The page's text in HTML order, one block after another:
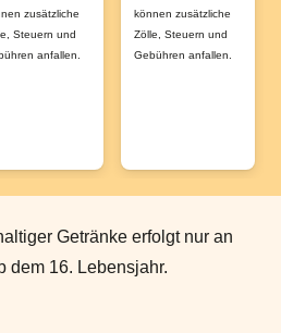
zusätzliche
Steuern und
anfallen.
können zusätzliche
Zölle, Steuern und
Gebühren anfallen.
Getränke erfolgt nur an
dem 16. Lebensjahr.